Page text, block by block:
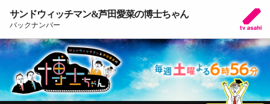
サンドウィッチマン&芦田愛菜の博士ちゃん
バックナンバー